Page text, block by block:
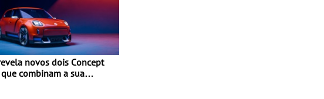
novos dois Concept
que combinam a sua